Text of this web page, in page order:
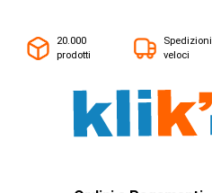
20.000
prodotti
Spedizioni
veloci